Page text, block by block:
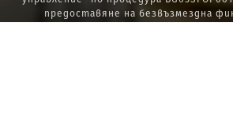
предоставяне на безвъзмездна